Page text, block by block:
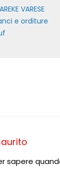
VARESE
e orditure
sapere